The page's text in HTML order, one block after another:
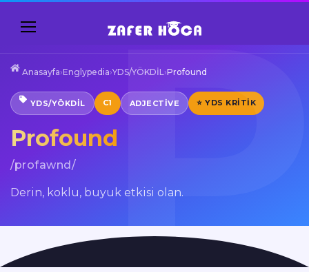
Anasayfa›Englypedia›YDS/YÖKDİL›Profound
YDS/YÖKDİL C1 ADJECTIVE ⭐ YDS KRITIK
Profound
/profawnd/
Derin, koklu, buyuk etkisi olan.